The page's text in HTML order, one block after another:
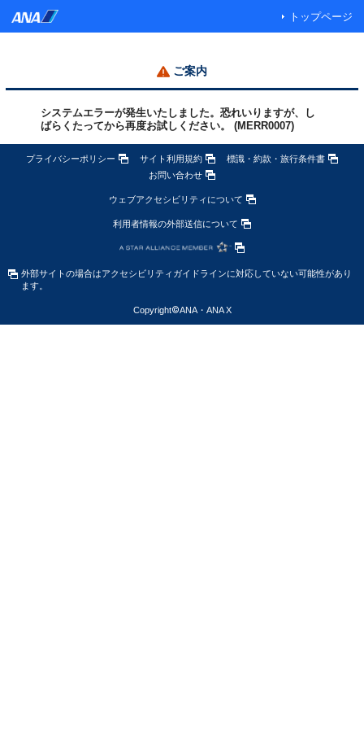
トップページ
ご案内
システムエラーが発生いたしました。恐れいりますが、し
ばらくたってから再度お試しください。 (MERR0007)
プライバシーポリシー サイト利用規約
標識・約款・旅行条件書
お問い合わせ
ウェブアクセシビリティについて
利用者情報の外部送信について
外部サイトの場合はアクセシビリティガイドラインに対応していない可能性があり
ます。
Copyright©ANA・ANA X